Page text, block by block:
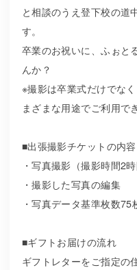
と相談のうえ登下校の道
す。
卒業のお祝いに、ふぉと
んか？
※撮影は卒業式だけでな
まざまな用途でご利用で
■出張撮影チケットの内容
・写真撮影（撮影時間2時
・撮影した写真の編集
・写真データ基準枚数75
■ギフトお届けの流れ
ギフトレターをご指定の